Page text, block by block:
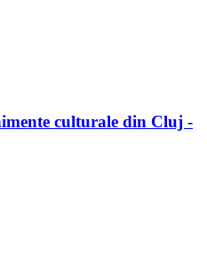
culturale din Cluj -